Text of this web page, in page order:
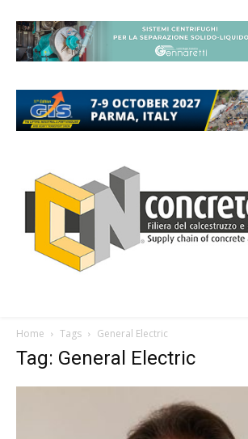
Home Tags General Electric
Tag: General Electric